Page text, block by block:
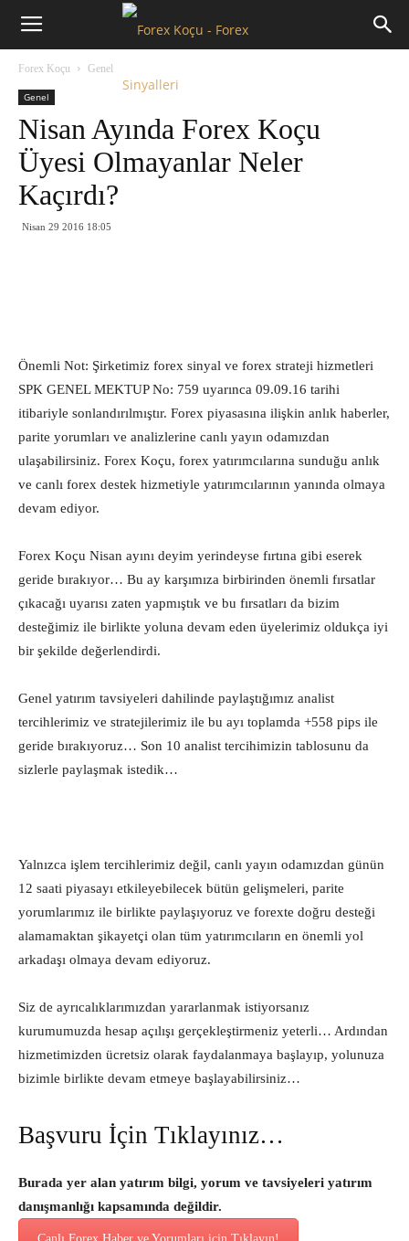
Forex
Forex Koçu Genel
Genel
Nisan Ayında Forex Koçu
Üyesi Olmayanlar Neler
Kaçırdı?
Nisan 29 2016 18:05
Önemli Not: Şirketimiz forex sinyal ve forex strateji hizmetleri
SPK GENEL MEKTUP No: 759 uyarınca 09.09.16 tarihi
itibariyle sonlandırılmıştır. Forex piyasasına ilişkin anlık haberler,
parite yorumları ve analizlerine canlı yayın odamızdan
ulaşabilirsiniz. Forex Koçu, forex yatırımcılarına sunduğu anlık
ve canlı forex destek hizmetiyle yatırımcılarının yanında olmaya
devam ediyor.
Forex Koçu Nisan ayını deyim yerindeyse fırtına gibi eserek
geride bırakıyor… Bu ay karşımıza birbirinden önemli fırsatlar
çıkacağı uyarısı zaten yapmıştık ve bu fırsatları da bizim
desteğimiz ile birlikte yoluna devam eden üyelerimiz oldukça iyi
bir şekilde değerlendirdi.
Genel yatırım tavsiyeleri dahilinde paylaştığımız analist
tercihlerimiz ve stratejilerimiz ile bu ayı toplamda +558 pips ile
geride bırakıyoruz… Son 10 analist tercihimizin tablosunu da
sizlerle paylaşmak istedik…
Yalnızca işlem tercihlerimiz değil, canlı yayın odamızdan günün
12 saati piyasayı etkileyebilecek bütün gelişmeleri, parite
yorumlarımız ile birlikte paylaşıyoruz ve forexte doğru desteği
alamamaktan şikayetçi olan tüm yatırımcıların en önemli yol
arkadaşı olmaya devam ediyoruz.
Siz de ayrıcalıklarımızdan yararlanmak istiyorsanız
kurumumuzda hesap açılışı gerçekleştirmeniz yeterli… Ardından
hizmetimizden ücretsiz olarak faydalanmaya başlayıp, yolunuza
bizimle birlikte devam etmeye başlayabilirsiniz…
Başvuru İçin Tıklayınız…
Burada yer alan yatırım bilgi, yorum ve tavsiyeleri yatırım
danışmanlığı kapsamında değildir.